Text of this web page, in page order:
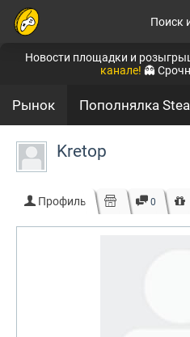
Поиск
Новости площадки и
канале! 👻
Рынок Пополнялка
Kretop
Профиль 0